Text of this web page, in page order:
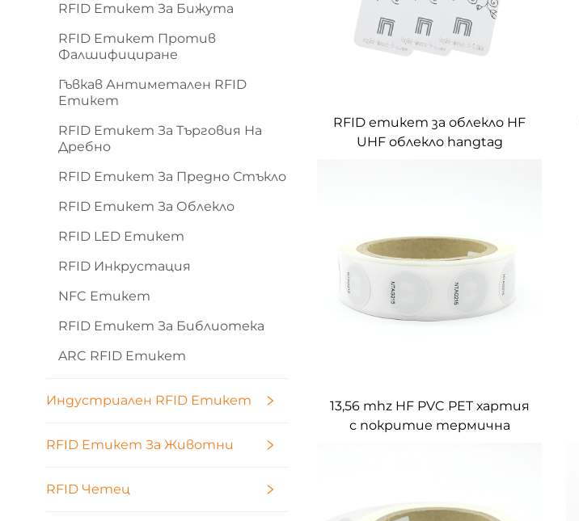
RFID Етикет За Бижута
RFID Етикет Против
Фалшифициране
Гъвкав Антиметален RFID
Етикет
RFID Етикет За Търговия На
Дребно
RFID Етикет За Предно Стъкло
RFID Етикет За Облекло
RFID LED Етикет
RFID Инкрустация
NFC Етикет
RFID Етикет За Библиотека
ARC RFID Етикет
Индустриален RFID Етикет
RFID Етикет За Животни
RFID Четец
RFID етикет за облекло HF
UHF облекло hangtag
13,56 mhz HF PVC PET хартия
с покритие термична